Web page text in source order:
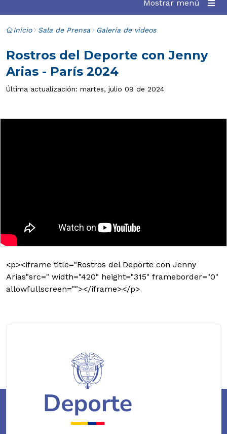
Mostrar menú
Inicio Sala de Prensa Galería de videos
Rostros del Deporte con Jenny
Arias - París 2024
Última actualización: martes, julio 09 de 2024
<p><iframe title="Rostros del Deporte con Jenny
Arias"src=" width="420" height="315" frameborder="0"
allowfullscreen=""></iframe></p>